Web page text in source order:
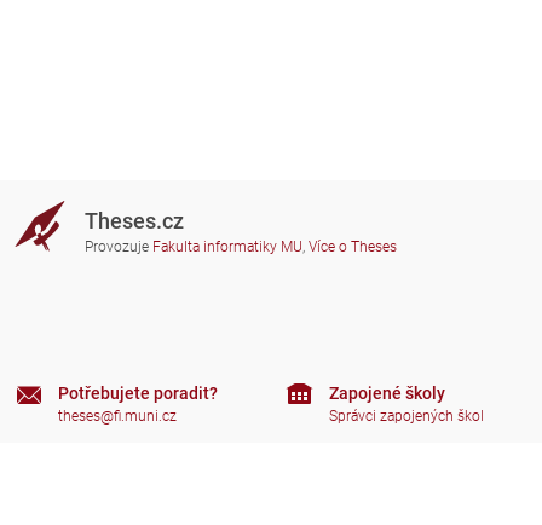
Theses.cz
Provozuje Fakulta informatiky MU, Více o Theses
Potřebujete poradit?
theses@fi.muni.cz
Zapojené školy
Správci zapojených škol